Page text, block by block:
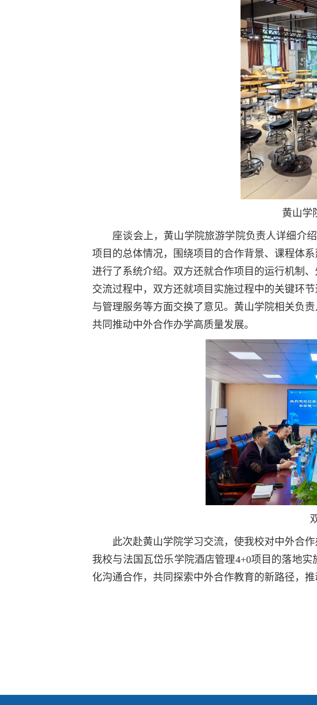
黄山学
座谈会上，黄山学院旅游学院负责人详细介
项目的总体情况，围绕项目的合作背景、课程体
进行了系统介绍。双方还就合作项目的运行机制
交流过程中，双方还就项目实施过程中的关键环
与管理服务等方面交换了意见。黄山学院相关负
共同推动中外合作办学高质量发展。
此次赴黄山学院学习交流，使我校对中外合
我校与法国瓦岱乐学院酒店管理4+0项目的落地实
化沟通合作，共同探索中外合作教育的新路径，推